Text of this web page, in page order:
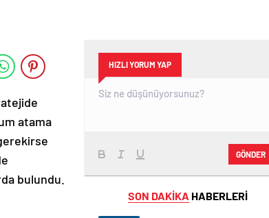
atama
bulundu.
HIZLI YORUM YAP
GÖNDER
SON DAKİKA HABERLERİ